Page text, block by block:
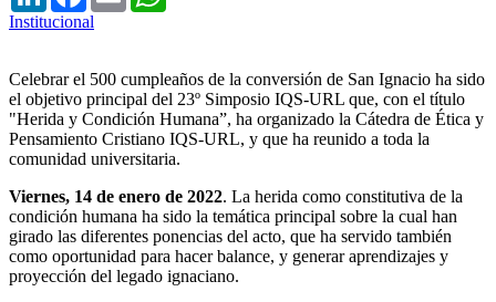
Institucional
Celebrar el 500 cumpleaños de la conversión de San Ignacio ha sido
el objetivo principal del 23º Simposio IQS-URL que, con el título
"Herida y Condición Humana”, ha organizado la Cátedra de Ética y
Pensamiento Cristiano IQS-URL, y que ha reunido a toda la
comunidad universitaria.
Viernes, 14 de enero de 2022. La herida como constitutiva de la
condición humana ha sido la temática principal sobre la cual han
girado las diferentes ponencias del acto, que ha servido también
como oportunidad para hacer balance, y generar aprendizajes y
proyección del legado ignaciano.